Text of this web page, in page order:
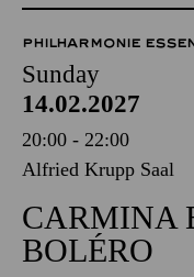
PHILHARMONIE
Sunday
14.02.2027
20:00 - 22:00
Alfried Krupp Saal
CARMINA
BOLÉRO